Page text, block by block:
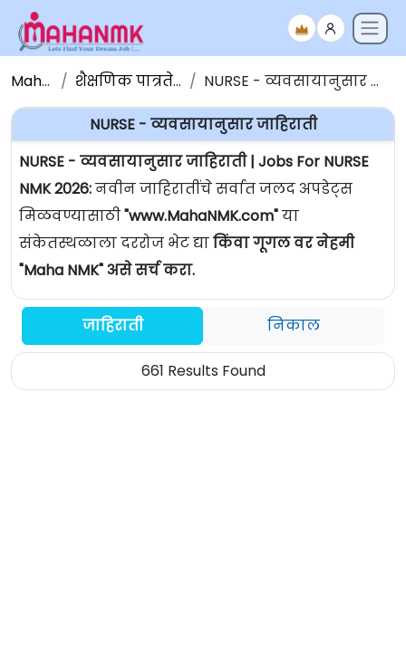
Maha NMK शैक्षणिक पात्रतेनुसार जाहिराती NURSE - व्यवसायानुसार जाहिराती | Jobs For NURSE
NURSE - व्यवसायानुसार जाहिराती
NURSE - व्यवसायानुसार जाहिराती | Jobs For NURSE
NMK 2026:नवीन जाहिरातींचे सर्वात जलद अपडेट्स
मिळवण्यासाठी"www.MahaNMK.com"या
संकेतस्थळाला दररोज भेट द्याकिंवा गूगल वर नेहमी
"Maha NMK" असे सर्च करा.
जाहिराती निकाल
661 Results Found